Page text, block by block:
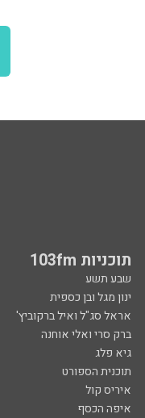
תוכניות 103fm
שבע תשע
ינון מגל ובן כספית
אראל סג"ל ואיל ברקוביץ'
ברק סרי ואלי אוחנה
גיא פלג
תוכנית הספורט
איריס קול
איפה הכסף